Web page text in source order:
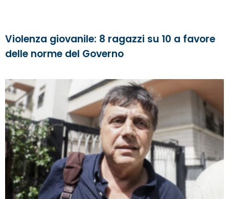
Violenza giovanile: 8 ragazzi su 10 a favore
delle norme del Governo